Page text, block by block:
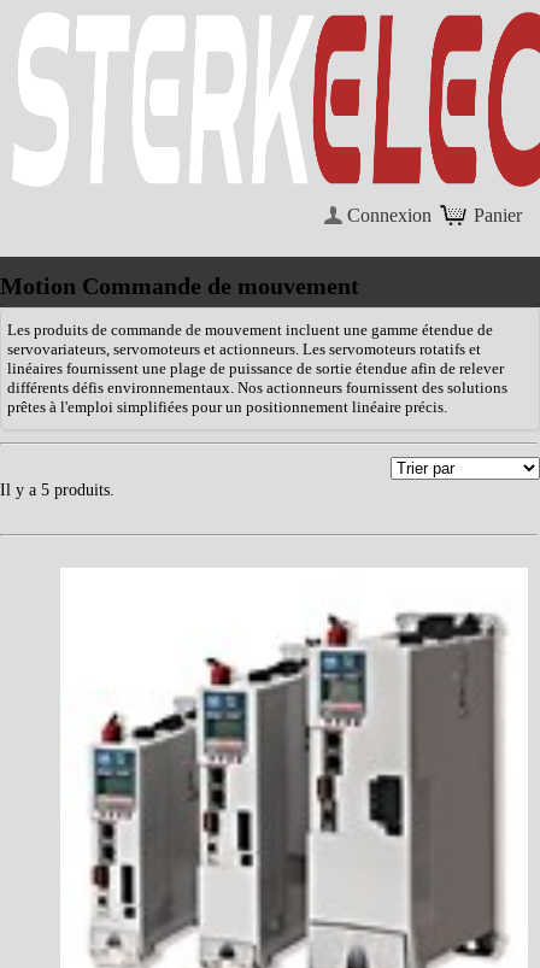
Panier
Connexion
Motion Commande de mouvement
Les produits de commande de mouvement incluent une gamme étendue de
servovariateurs, servomoteurs et actionneurs. Les servomoteurs rotatifs et
linéaires fournissent une plage de puissance de sortie étendue afin de relever
différents défis environnementaux. Nos actionneurs fournissent des solutions
prêtes à l'emploi simplifiées pour un positionnement linéaire précis.
Il y a 5 produits.